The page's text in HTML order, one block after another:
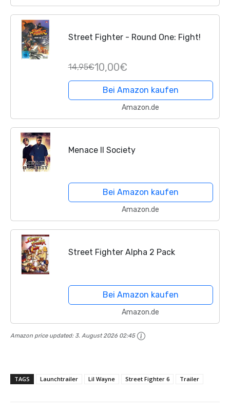
Street Fighter - Round One: Fight!
14,95€10,00€
Bei Amazon kaufen
Amazon.de
Menace II Society
Bei Amazon kaufen
Amazon.de
Street Fighter Alpha 2 Pack
Bei Amazon kaufen
Amazon.de
Amazon price updated: 3. August 2026 02:45
TAGS Launchtrailer Lil Wayne Street Fighter 6 Trailer